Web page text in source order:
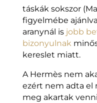
táskák sokszor
figyelmébe
aranynál is jobb
bizonyulnak
kereslet miatt.
A Hermès nem
ezért nem adta el
meg akartak